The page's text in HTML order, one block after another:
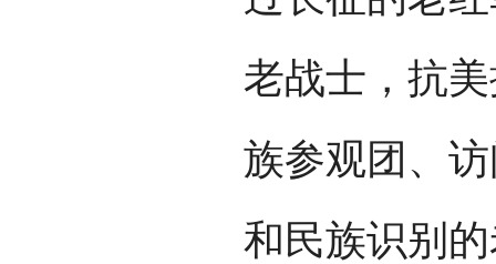
老战士，抗
族参观团、
和民族识别